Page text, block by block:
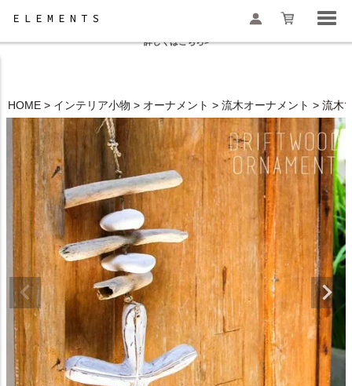
検索
夏季休業と一部地域配送遅延のお知らせ
詳しくはこちら>
HOME インテリア小物 オーナメント 流木オーナメント 流木